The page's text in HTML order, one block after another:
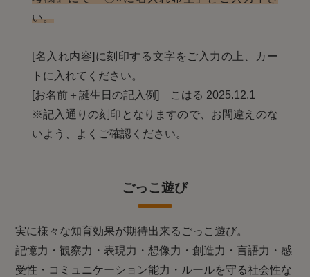
い。
[名入れ内容]に刻印する文字をご入力の上、カー
トに入れてください。
[お名前＋誕生日の記入例] こはる 2025.12.1
※記入通りの刻印となりますので、お間違えのな
いよう、よくご確認ください。
ごっこ遊び
実に様々な知育効果が期待出来るごっこ遊び。
記憶力・観察力・表現力・想像力・創造力・言語力・感
受性・コミュニケーション能力・ルールを守る社会性な